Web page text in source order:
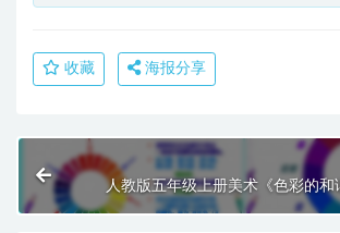
收藏 海报分享
人教版五年级上册美术《色彩的和